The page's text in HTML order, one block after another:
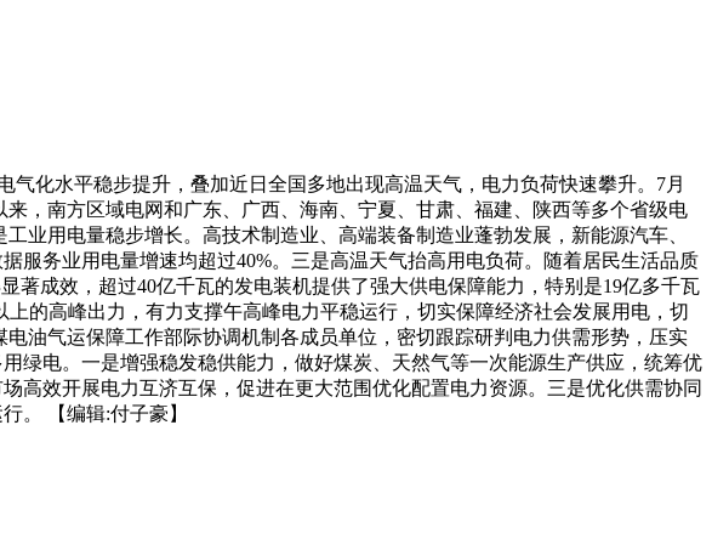
化水平稳步提升，叠加近日全国多地出现高温天气，电力负荷快速攀升。7月
，南方区域电网和广东、广西、海南、宁夏、甘肃、福建、陕西等多个省级电
用电量稳步增长。高技术制造业、高端装备制造业蓬勃发展，新能源汽车、
服务业用电量增速均超过40%。三是高温天气抬高用电负荷。随着居民生活品质
成效，超过40亿千瓦的发电装机提供了强大供电保障能力，特别是19亿多千瓦
的高峰出力，有力支撑午高峰电力平稳运行，切实保障经济社会发展用电，切
气运保障工作部际协调机制各成员单位，密切跟踪研判电力供需形势，压实
绿电。一是增强稳发稳供能力，做好煤炭、天然气等一次能源生产供应，统筹优
高效开展电力互济互保，促进在更大范围优化配置电力资源。三是优化供需协同
。 【编辑:付子豪】